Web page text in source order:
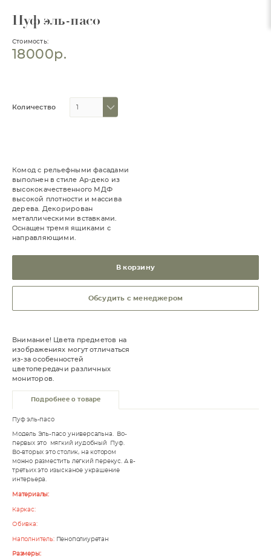
Пуф эль-пасо
Стоимость:
18000р.
Количество
Комод с рельефными фасадами
выполнен в стиле Ар-деко из
высококачественного МДФ
высокой плотности и массива
дерева. Декорирован
металлическими вставками.
Оснащен тремя ящиками с
направляющими.
В корзину
Обсудить с менеджером
Внимание! Цвета предметов на
изображениях могут отличаться
из-за особенностей
цветопередачи различных
мониторов.
Подробнее о товаре
Пуф эль-пасо
Модель Эль-пасо универсальна. Во-
первых это мягкий иудобный Пуф.
Во-вторых это столик, на котором
можно разместить легкий перекус. А в-
третьих это изысканое украшение
интерьера.
Материалы:
Каркас:
Обивка:
Наполнитель: Пенополиуретан
Размеры: